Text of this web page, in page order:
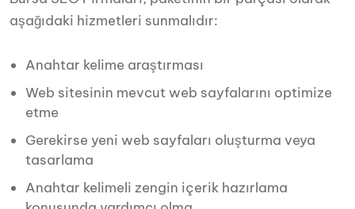
aşağıdaki hizmetleri sunmalıdır:
Anahtar kelime araştırması
Web sitesinin mevcut web sayfalarını optimize
etme
Gerekirse yeni web sayfaları oluşturma veya
tasarlama
Anahtar kelimeli zengin içerik hazırlama